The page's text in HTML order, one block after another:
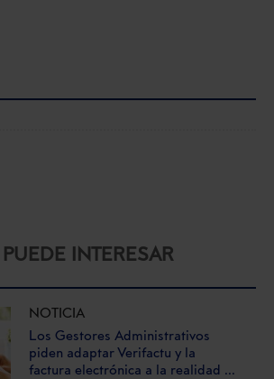
INTERESAR
NOTICIA
Los Gestores Administrativos
piden adaptar Verifactu y la
factura electrónica a la realidad ...